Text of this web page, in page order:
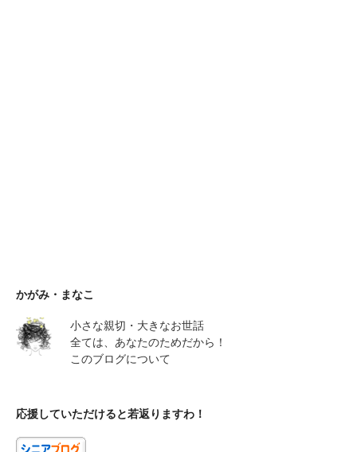
かがみ・まなこ
小さな親切・大きなお世話
全ては、あなたのためだから！
このブログについて
応援していただけると若返りますわ！